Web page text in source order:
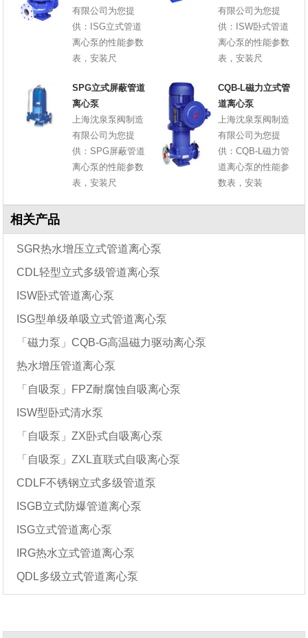
有限公司为您提
供：ISG立式管道
离心泵的性能参数
表，安装尺
有限公司为您提
供：ISW卧式管道
离心泵的性能参数
表，安装尺
SPG立式屏蔽管道
离心泵
上海沈泉泵阀制造
有限公司为您提
供：SPG屏蔽管道
离心泵的性能参数
表，安装尺
CQB-L磁力立式管
道离心泵
上海沈泉泵阀制造
有限公司为您提
供：CQB-L磁力管
道离心泵的性能参
数表，安装
相关产品
SGR热水增压立式管道离心泵
CDL轻型立式多级管道离心泵
ISW卧式管道离心泵
ISG型单级单吸立式管道离心泵
「磁力泵」CQB-G高温磁力驱动离心泵
热水增压管道离心泵
「自吸泵」FPZ耐腐蚀自吸离心泵
ISW型卧式清水泵
「自吸泵」ZX卧式自吸离心泵
「自吸泵」ZXL直联式自吸离心泵
CDLF不锈钢立式多级管道泵
ISGB立式防爆管道离心泵
ISG立式管道离心泵
IRG热水立式管道离心泵
QDL多级立式管道离心泵